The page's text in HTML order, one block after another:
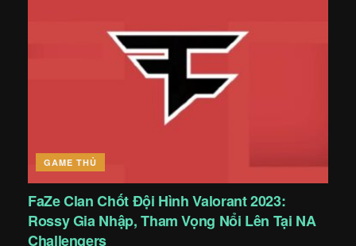
GAME THỦ
FaZe Clan Chốt Đội Hình Valorant 2023:
Rossy Gia Nhập, Tham Vọng Nổi Lên Tại NA
Challengers